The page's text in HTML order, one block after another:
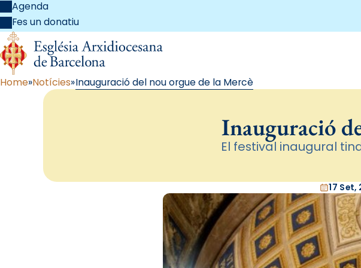
Agenda
Fes un donatiu
Home Notícies Inauguració del nou orgue de la Mercè
Inauguració
El festival inaugural
17 Set,